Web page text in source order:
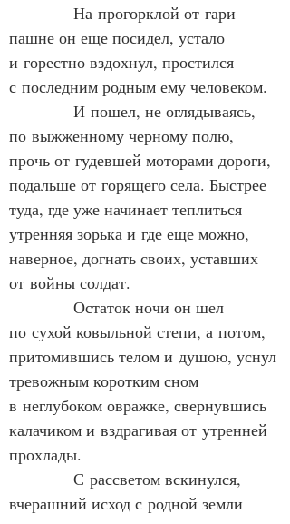
На прогорклой от гари
пашне он еще посидел, устало
и горестно вздохнул, простился
с последним родным ему человеком.
И пошел, не оглядываясь,
по выжженному черному полю,
прочь от гудевшей моторами дороги,
подальше от горящего села. Быстрее
туда, где уже начинает теплиться
утренняя зорька и где еще можно,
наверное, догнать своих, уставших
от войны солдат.
Остаток ночи он шел
по сухой ковыльной степи, а потом,
притомившись телом и душою, уснул
тревожным коротким сном
в неглубоком овражке, свернувшись
калачиком и вздрагивая от утренней
прохлады.
С рассветом вскинулся,
вчерашний исход с родной земли